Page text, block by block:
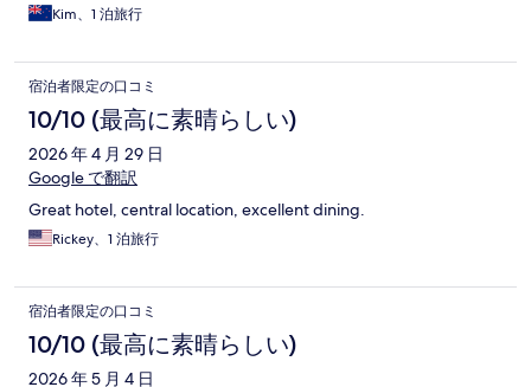
Kim、1 泊旅行
宿泊者限定の口コミ
10/10 (最高に素晴らしい)
2026 年 4 月 29 日
Google で翻訳
Great hotel, central location, excellent dining.
Rickey、1 泊旅行
宿泊者限定の口コミ
10/10 (最高に素晴らしい)
2026 年 5 月 4 日